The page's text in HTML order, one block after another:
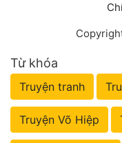
Từ khóa
Truyện tranh
Truyện Võ Hiệp